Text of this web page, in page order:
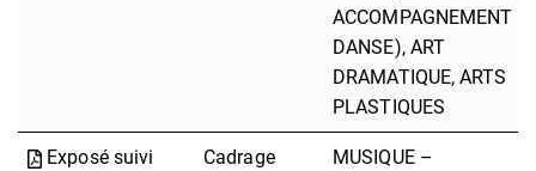
ACCOMPAGNEMENT
DANSE), ART
DRAMATIQUE, ARTS
PLASTIQUES
Exposé suivi
Cadrage
MUSIQUE –